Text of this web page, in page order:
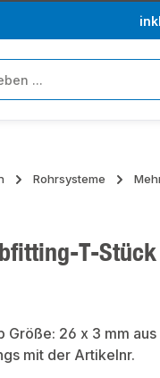
Rohrsysteme
T-